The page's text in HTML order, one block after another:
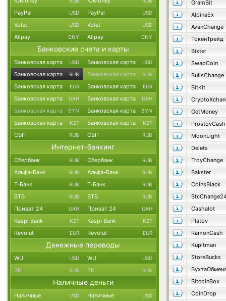
GramBit
AlpinaEx
AvanChange
ТокенТрейд
Bixter
SwapCoin
BullsChange
BitKit
GetMoney
ProstovCash
MoonLight
Delets
TroyChange
Bakster
CoinsBlack
Cashalot
Platov
RamonCash
Kupitman
StoreBucks
BitcoinBox
CoinDrop
PayPal USD PayPal USD
Volet USD Volet USD
Alipay CNY Alipay CNY
Банковские счета и карты
Банковская карта USD Банковская карта USD
Банковская карта RUB Банковская карта RUB
Банковская карта EUR Банковская карта EUR
Банковская карта UAH Банковская карта UAH
Банковская карта BYN Банковская карта BYN
Банковская карта KZT Банковская карта KZT
СБП RUB СБП RUB
Интернет-банкинг
Сбербанк RUB Сбербанк RUB
Альфа-Банк RUB Альфа-Банк RUB
Т-Банк RUB Т-Банк RUB
ВТБ RUB ВТБ RUB
Приват 24 UAH Приват 24 UAH
Kaspi Bank KZT Kaspi Bank KZT
Revolut EUR Revolut EUR
Денежные переводы
WU USD WU USD
ЗК RUB ЗК RUB
Наличные деньги
Наличные USD Наличные USD